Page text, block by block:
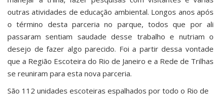
outras atividades de educação ambiental. Longos anos após
o término desta parceria no parque, todos que por ali
passaram sentiam saudade desse trabalho e nutriam o
desejo de fazer algo parecido. Foi a partir dessa vontade
que a Região Escoteira do Rio de Janeiro e a Rede de Trilhas
se reuniram para esta nova parceria.
São 112 unidades escoteiras espalhados por todo o Rio de